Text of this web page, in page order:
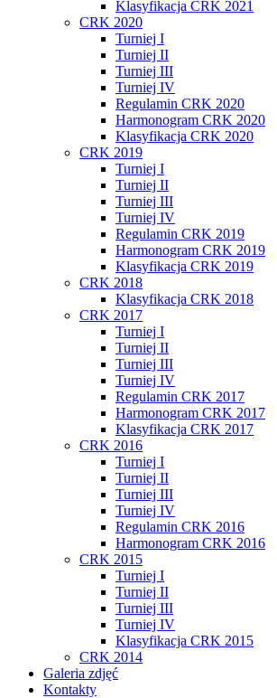
Klasyfikacja CRK 2021
CRK 2020
Turniej I
Turniej II
Turniej III
Turniej IV
Regulamin CRK 2020
Harmonogram CRK 2020
Klasyfikacja CRK 2020
CRK 2019
Turniej I
Turniej II
Turniej III
Turniej IV
Regulamin CRK 2019
Harmonogram CRK 2019
Klasyfikacja CRK 2019
CRK 2018
Klasyfikacja CRK 2018
CRK 2017
Turniej I
Turniej II
Turniej III
Turniej IV
Regulamin CRK 2017
Harmonogram CRK 2017
Klasyfikacja CRK 2017
CRK 2016
Turniej I
Turniej II
Turniej III
Turniej IV
Regulamin CRK 2016
Harmonogram CRK 2016
CRK 2015
Turniej I
Turniej II
Turniej III
Turniej IV
Klasyfikacja CRK 2015
CRK 2014
Galeria zdjęć
Kontakty